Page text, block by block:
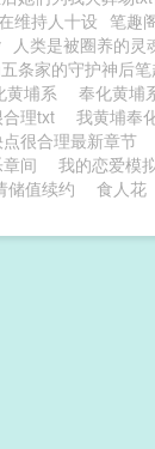
维持人十设 笔趣
人类是被圈养的灵
条家的守护神后
黄埔系 奉化黄埔
理txt 我黄埔奉
很合理最新章节
间 我的恋爱模
储值续约 食人花